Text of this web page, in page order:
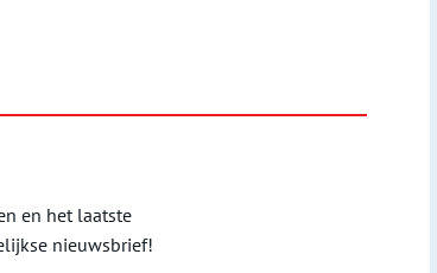
en het laatste
nieuwsbrief!